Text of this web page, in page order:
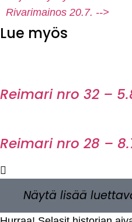
Rivarimainos 20.7. -->
Lue myös
Reimari nro 32 –
Reimari nro 28 –
Näytä lisää